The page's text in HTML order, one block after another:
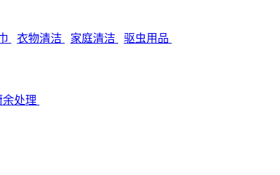
衣物清洁 家庭清洁 驱虫用品
余处理